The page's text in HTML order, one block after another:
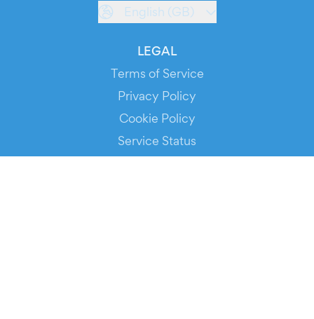
English (GB)
LEGAL
Terms of Service
Privacy Policy
Cookie Policy
Service Status